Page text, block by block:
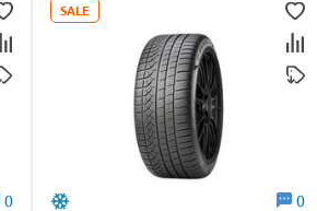
0
SALE
0